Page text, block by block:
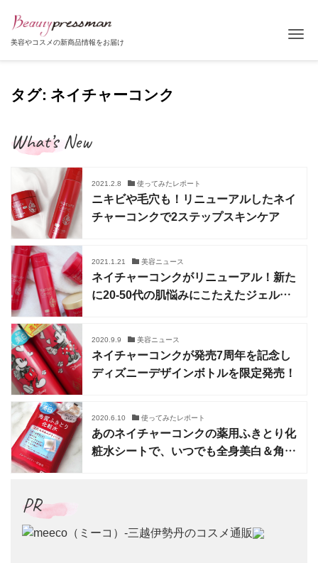
美容やコスメの新商品情報をお届け
タグ: ネイチャーコンク
What’s New
2021.2.8 使ってみたレポート
ニキビや毛穴も！リニューアルしたネイ
チャーコンクで2ステップスキンケア
2021.1.21 美容ニュース
ネイチャーコンクがリニューアル！新た
に20-50代の肌悩みにこたえたジェルク
2020.9.9 美容ニュース
ネイチャーコンクが発売7周年を記念し
ディズニーデザインボトルを限定発売！
2020.6.10 使ってみたレポート
あのネイチャーコンクの薬用ふきとり化
粧水シートで、いつでも全身美白＆角質
PR